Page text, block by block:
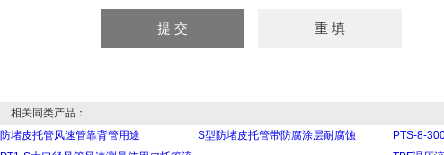
相关同类产品：
防堵皮托管风速管靠背管用途
S型防堵皮托管带防腐涂层耐腐蚀
PTS-8-